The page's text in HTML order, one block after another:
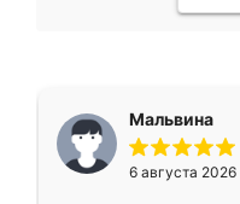
Мальвина
6 августа 2026